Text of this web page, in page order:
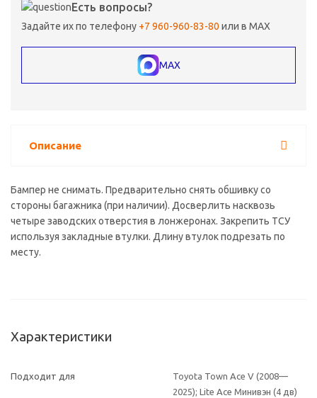
Есть вопросы?
Задайте их по телефону +7 960-960-83-80 или в MAX
MAX
Описание
Бампер не снимать. Предварительно снять обшивку со
стороны багажника (при наличии). Досверлить насквозь
четыре заводских отверстия в лонжеронах. Закрепить ТСУ
используя закладные втулки. Длину втулок подрезать по
месту.
Характеристики
Подходит для
Toyota Town Ace V (2008—
2025); Lite Ace Минивэн (4 дв)